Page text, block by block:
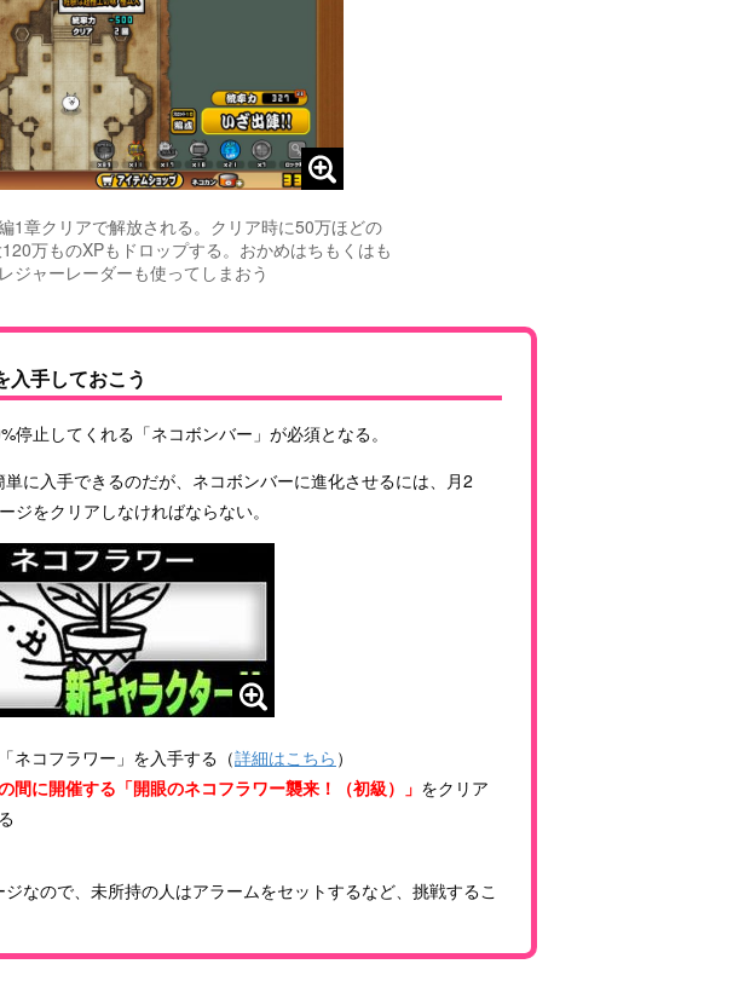
1章クリアで解放される。クリア時に50万ほどの
万ものXPもドロップする。おかめはちもくはも
ジャーレーダーも使ってしまおう
入手しておこう
止してくれる「ネコボンバー」が必須となる。
に入手できるのだが、ネコボンバーに進化させるには、月2
ジをクリアしなければならない。
ネコフラワー」を入手する（詳細はこちら ）
に開催する「開眼のネコフラワー襲来！（初級）」 をクリア
なので、未所持の人はアラームをセットするなど、挑戦するこ